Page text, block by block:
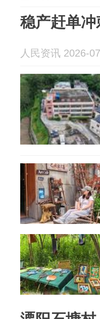
稳产赶单
人民资讯 2026-